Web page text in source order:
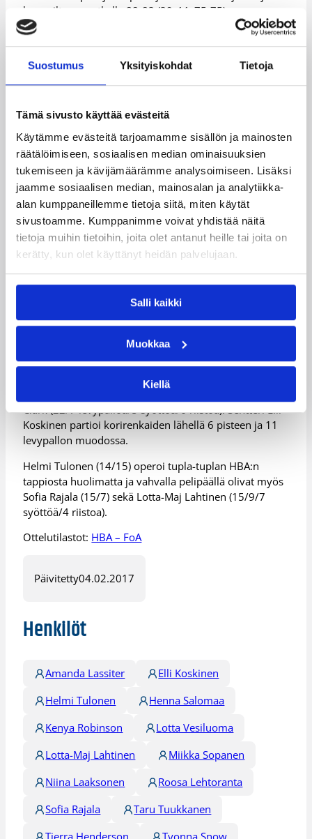
Suostumus Yksityiskohdat Tietoja
Tämä sivusto käyttää evästeitä
Käytämme evästeitä tarjoamamme sisällön ja mainosten
räätälöimiseen, sosiaalisen median ominaisuuksien
tukemiseen ja kävijämäärämme analysoimiseen. Lisäksi
jaamme sosiaalisen median, mainosalan ja analytiikka-
alan kumppaneillemme tietoja siitä, miten käytät
sivustoamme. Kumppanimme voivat yhdistää näitä
tietoja muihin tietoihin, joita olet antanut heille tai joita on
kerätty, kun olet käyttänyt heidän palvelujaan.
Salli kaikki
Muokkaa
Kiellä
kannoiltaan matkalla 88-83 (39-44, 75-75) –
vierasvoittoon.
Tulonen vei kotijoukkueen kolmen pisteen
karkumatkalle ja kohti mahdollista kotivoittoa.
vapaaheitossaan yhdeksän sekuntia ennen summerin
Lahtinen ei kuitenkaan onnistunut pistämään ottelua
jäihin, vaan kolisutti vapaaheittonsa korirenkaan
ulkopuolelle. Ashley Clarkin selvitettyä tiensä
vapaaheittoviivalle toisessa päässä ja pussitettua
molemmat yritykset sukan läpi, lähdettiin Helmi-
Centerissä jatkoajalle.
Jatkoaika oli vahvasti forssalaissävytteinen. Clarkin ja
Johnsonin johdolla FoA avasi jatkoajan ensimmäiset
kaksi minuuttia 7-0 –pisteputkella, eivätkä vierailijat
onnistumiset ottelun päätösminuutilla kavensivat Alun
voittolukemat numeroihin 88-83.
Alun voiton avainhahmoina toimivat 26 pistettä
heittänyt, 7 koriin johtanutta syöttöä jakanut ja
käsittämättömät 15 riistoa repinyt Tyonna Snow, sekä
Clark (22/7 levypalloa/5 syöttöä/6 riistoa). Sentteri Elli
Koskinen partioi korirenkaiden lähellä 6 pisteen ja 11
levypallon muodossa.
Helmi Tulonen (14/15) operoi tupla-tuplan HBA:n
tappiosta huolimatta ja vahvalla pelipäällä olivat myös
Sofia Rajala (15/7) sekä Lotta-Maj Lahtinen (15/9/7
syöttöä/4 riistoa).
Ottelutilastot: HBA – FoA
Päivitetty04.02.2017
Henkilöt
Amanda Lassiter
Elli Koskinen
Helmi Tulonen
Henna Salomaa
Kenya Robinson
Lotta Vesiluoma
Lotta-Maj Lahtinen
Miikka Sopanen
Niina Laaksonen
Roosa Lehtoranta
Sofia Rajala
Taru Tuukkanen
Tierra Henderson
Tyonna Snow